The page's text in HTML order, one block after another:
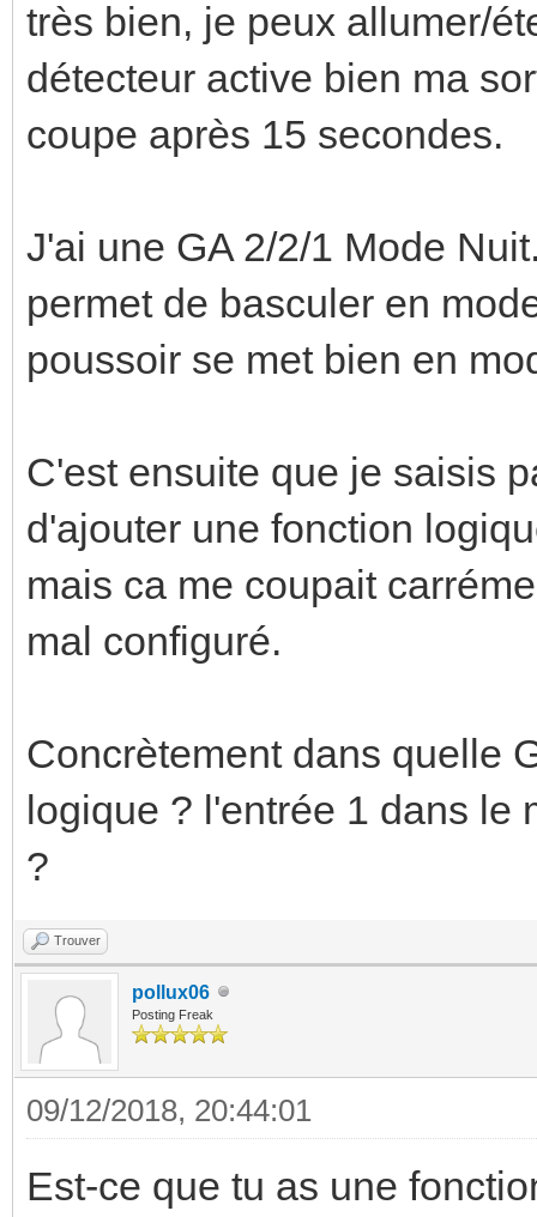
très bien, je peux allumer/
détecteur active bien ma
coupe après 15 secondes.
J'ai une GA 2/2/1 Mode
permet de basculer en
poussoir se met bien en
C'est ensuite que je saisis
d'ajouter une fonction
mais ca me coupait
mal configuré.
Concrètement dans quelle
logique ? l'entrée 1 dans le
?
Trouver
pollux06
Posting Freak
09/12/2018, 20:44:01
Est-ce que tu as une